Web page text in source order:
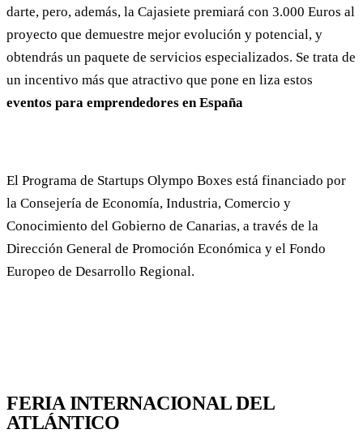
darte, pero, además, la Cajasiete premiará con 3.000 Euros al
proyecto que demuestre mejor evolución y potencial, y
obtendrás un paquete de servicios especializados. Se trata de
un incentivo más que atractivo que pone en liza estos
eventos para emprendedores en España
El Programa de Startups Olympo Boxes está financiado por
la Consejería de Economía, Industria, Comercio y
Conocimiento del Gobierno de Canarias, a través de la
Dirección General de Promoción Económica y el Fondo
Europeo de Desarrollo Regional.
FERIA INTERNACIONAL DEL
ATLÁNTICO